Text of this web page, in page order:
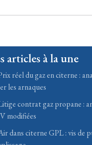
articles à la une
réel du gaz en citerne :
les arnaques
contrat gaz propane :
modifiées
dans citerne GPL : vis de